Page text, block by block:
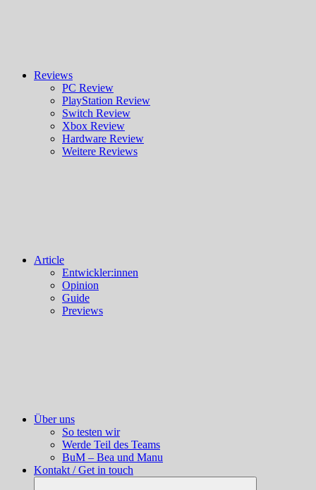
Reviews
PC Review
PlayStation Review
Switch Review
Xbox Review
Hardware Review
Weitere Reviews
Article
Entwickler:innen
Opinion
Guide
Previews
Über uns
So testen wir
Werde Teil des Teams
BuM – Bea und Manu
Kontakt / Get in touch